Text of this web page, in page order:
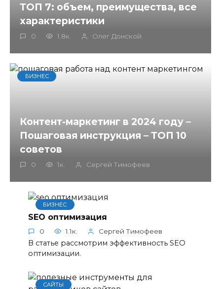
ТОП 7: объем, преимущества, все
характеристики
0 1.8к. Олег Донской
БИЗНЕС
Контент-маркетинг в 2024 году –
Пошаговая инструкция – ТОП 10
советов
0 1к. Сергей Тимофеев
БИЗНЕС
SEO оптимизация
0 1.1к. Сергей Тимофеев
В статье рассмотрим эффективность SEO
оптимизации.
САЙТЫ